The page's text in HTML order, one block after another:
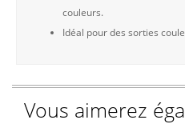
couleurs.
Idéal pour des sorties
Vous aimerez